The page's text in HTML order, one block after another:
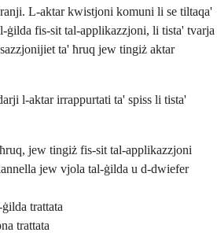
L-aktar kwistjoni komuni li se tiltaqa'
ġilda fis-sit tal-applikazzjoni, li tista' tvarja
ta' ħruq jew tingiż aktar
l-aktar irrappurtati ta' spiss li tista'
jew tingiż fis-sit tal-applikazzjoni
jew vjola tal-ġilda u d-dwiefer
trattata
trattata